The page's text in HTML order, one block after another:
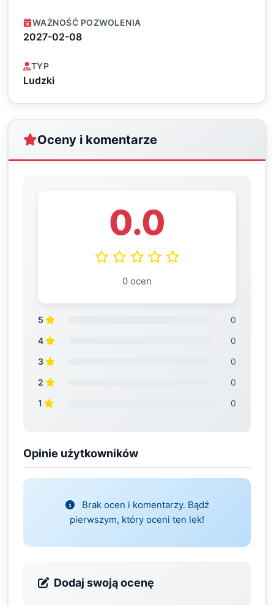
WAŻNOŚĆ POZWOLENIA
2027-02-08
TYP
Ludzki
Oceny i komentarze
0.0
0 ocen
5
0
4
0
3
0
2
0
1
0
Opinie użytkowników
Brak ocen i komentarzy. Bądź
pierwszym, który oceni ten lek!
Dodaj swoją ocenę